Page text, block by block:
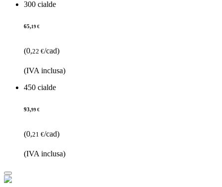
300 cialde
65,19 €
(0,22 €/cad)
(IVA inclusa)
450 cialde
93,99 €
(0,21 €/cad)
(IVA inclusa)